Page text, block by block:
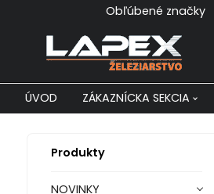
Obľúbené značky
ÚVOD ZÁKAZNÍCKA SEKCIA
Produkty
NOVINKY